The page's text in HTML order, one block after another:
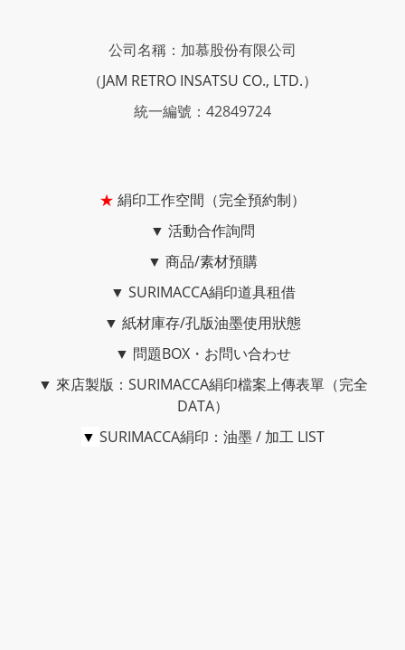
公司名稱：加慕股份有限公司
（JAM RETRO INSATSU CO., LTD.）
統一編號：42849724
★ 絹印工作空間（完全預約制）
▼ 活動合作詢問
▼ 商品/素材預購
▼ SURIMACCA絹印道具租借
▼ 紙材庫存/孔版油墨使用狀態
▼ 問題BOX・お問い合わせ
▼ 來店製版：SURIMACCA絹印檔案上傳表單（完全
DATA）
▼ SURIMACCA絹印：油墨 / 加工 LIST